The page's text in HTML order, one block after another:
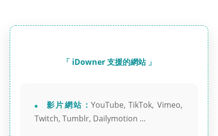
「 iDowner 支援的網站 」
影片網站 : YouTube, TikTok, Vimeo,
Twitch, Tumblr, Dailymotion ...